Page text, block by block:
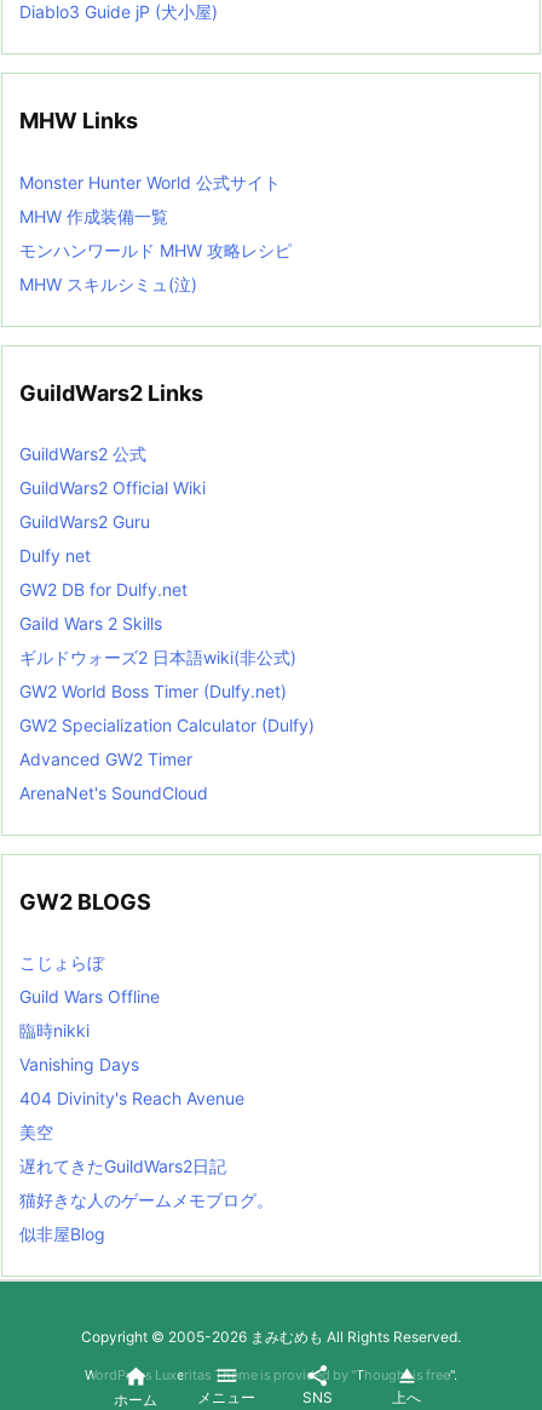
Diablo3 Guide jP (犬小屋)
MHW Links
Monster Hunter World 公式サイト
MHW 作成装備一覧
モンハンワールド MHW 攻略レシピ
MHW スキルシミュ(泣)
GuildWars2 Links
GuildWars2 公式
GuildWars2 Official Wiki
GuildWars2 Guru
Dulfy net
GW2 DB for Dulfy.net
Gaild Wars 2 Skills
ギルドウォーズ2 日本語wiki(非公式)
GW2 World Boss Timer (Dulfy.net)
GW2 Specialization Calculator (Dulfy)
Advanced GW2 Timer
ArenaNet's SoundCloud
GW2 BLOGS
こじょらぼ
Guild Wars Offline
臨時nikki
Vanishing Days
404 Divinity's Reach Avenue
美空
遅れてきたGuildWars2日記
猫好きな人のゲームメモブログ。
似非屋Blog
Copyright © 2005-2026 まみむめも All Rights Reserved.
WordPress Luxeritas Theme is provided by "Thought is free".

ホーム

メニュー

SNS

上へ